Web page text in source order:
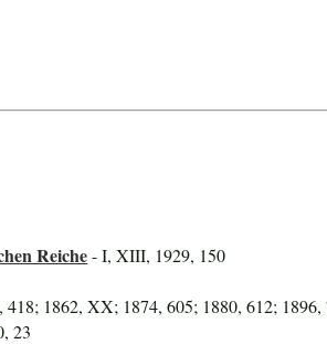
Reiche- I, XIII, 1929, 150
418; 1862, XX; 1874, 605; 1880, 612;
23